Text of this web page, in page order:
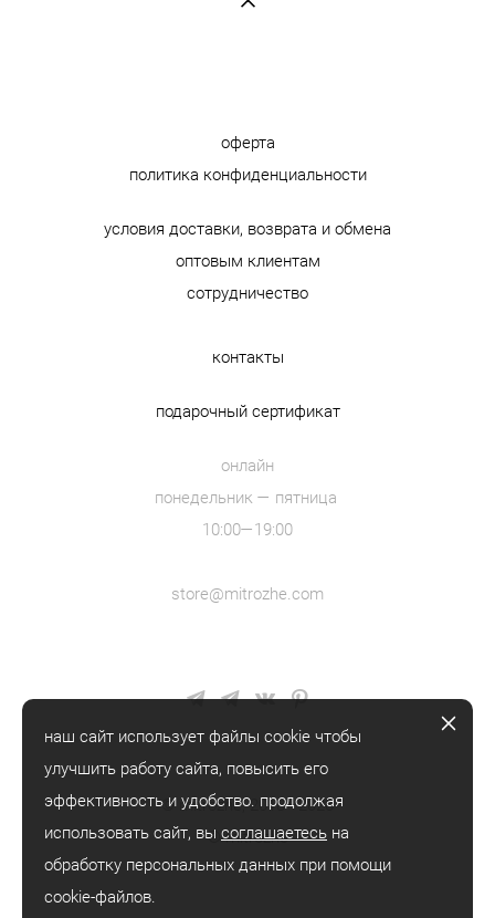
оферта
политика конфиденциальности
условия доставки, возврата и обмена
оптовым клиентам
сотрудничество
контакты
подарочный сертификат
онлайн
понедельник — пятница
10:00—19:00
store@mitrozhe.com
© mitrozhe, 2018—2026
® mitrozhe
наш сайт использует файлы cookie чтобы
улучшить работу сайта, повысить его
эффективность и удобство. продолжая
использовать сайт, вы соглашаетесь на
обработку персональных данных при помощи
cookie-файлов.